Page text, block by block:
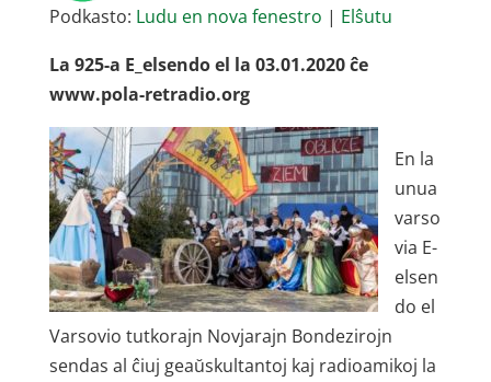
Podkasto: Ludu en nova fenestro | Elŝutu
La 925-a E_elsendo el la 03.01.2020 ĉe
www.pola-retradio.org
En la
unua
varso
via E-
elsen
do el
Varsovio tutkorajn Novjarajn Bondezirojn
sendas al ĉiuj geaŭskultantoj kaj radioamikoj la